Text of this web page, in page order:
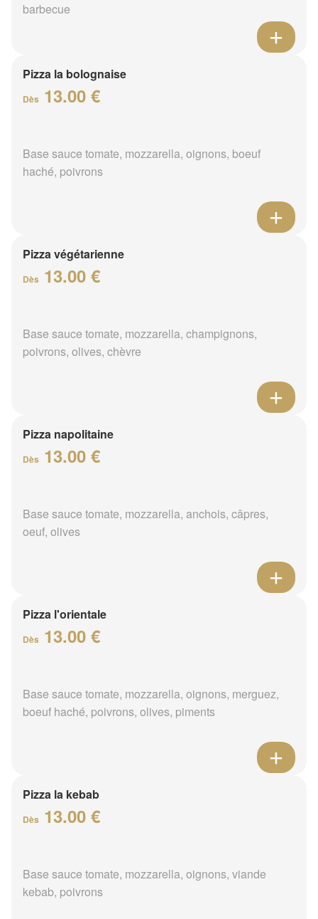
barbecue
Pizza la bolognaise
Dès 13.00 €
Base sauce tomate, mozzarella, oignons, boeuf
haché, poivrons
Pizza végétarienne
Dès 13.00 €
Base sauce tomate, mozzarella, champignons,
poivrons, olives, chèvre
Pizza napolitaine
Dès 13.00 €
Base sauce tomate, mozzarella, anchois, câpres,
oeuf, olives
Pizza l'orientale
Dès 13.00 €
Base sauce tomate, mozzarella, oignons, merguez,
boeuf haché, poivrons, olives, piments
Pizza la kebab
Dès 13.00 €
Base sauce tomate, mozzarella, oignons, viande
kebab, poivrons